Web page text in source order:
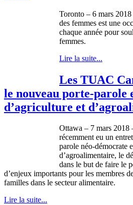
Toronto – 6 mars
des femmes est une
chaque année pour
femmes.
Lire la suite...
Les TUAC
le nouveau porte-parole
d’agriculture et
Ottawa – 7 mars
récemment eu un
parole néo-démocrate
d’agroalimentaire, le
dans le but de faire le
d’enjeux importants pour les membres
familles dans le secteur alimentaire.
Lire la suite...